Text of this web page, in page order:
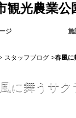
ジ 施
スタッフブログ >春風に
に舞うサ